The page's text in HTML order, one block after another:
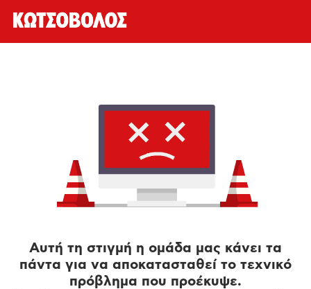
Αυτή τη στιγμή η ομάδα μας κάνει τα
πάντα για να αποκατασταθεί το τεχνικό
πρόβλημα που προέκυψε.